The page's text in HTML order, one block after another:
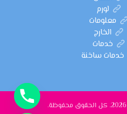
لورم
معلومات
الخارج
خدمات
خدمات ساخنة